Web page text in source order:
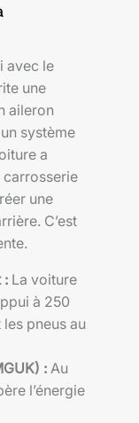
avec le
une
aileron
système
a
carrosserie
une
C’est
: La voiture
à 250
pneus au
: Au
l’énergie